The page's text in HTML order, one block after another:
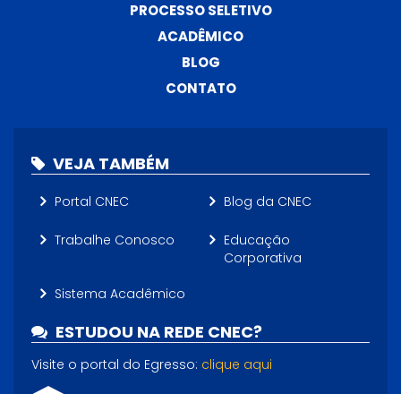
PROCESSO SELETIVO
ACADÊMICO
BLOG
CONTATO
VEJA TAMBÉM
Portal CNEC Blog da CNEC
Trabalhe Conosco
Educação
Corporativa
Sistema Acadêmico
ESTUDOU NA REDE CNEC?
Visite o portal do Egresso: clique aqui